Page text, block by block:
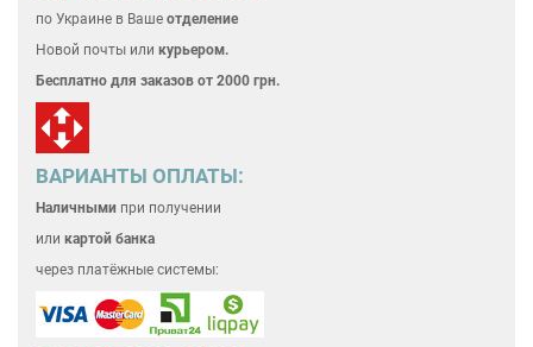
по Украине в Ваше отделение
Новой почты или курьером.
Бесплатно для заказов от 2000 грн.
ВАРИАНТЫ ОПЛАТЫ:
Наличными при получении
или картой банка
через платёжные системы: